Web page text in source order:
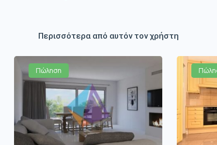
Περισσότερα από αυτόν τον χρήστη
Πώληση